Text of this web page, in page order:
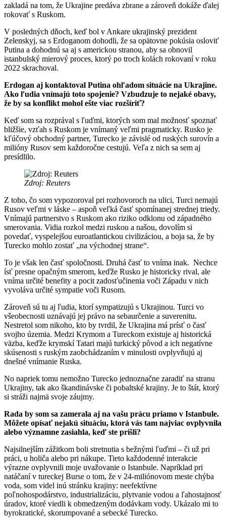
zakladá na tom, že Ukrajine predáva zbrane a zároveň dokáže ďalej
rokovať s Ruskom.
V posledných dňoch, keď bol v Ankare ukrajinský prezident
Zelenskyj, sa s Erdoganom dohodli, že sa opätovne pokúsia osloviť
Putina a dohodnú sa aj s americkou stranou, aby sa obnovil
istanbulský mierový proces, ktorý po troch kolách rokovaní v roku
2022 skrachoval.
Erdogan aj kontaktoval Putina ohľadom situácie na Ukrajine.
Ako ľudia vnímajú toto spojenie? Vzbudzuje to nejaké obavy,
že by sa konflikt mohol ešte viac rozšíriť?
Keď som sa rozprával s ľuďmi, ktorých som mal možnosť spoznať
bližšie, vzťah s Ruskom je vnímaný veľmi pragmaticky. Rusko je
kľúčový obchodný partner, Turecko je závislé od ruských surovín a
milióny Rusov sem každoročne cestujú. Veľa z nich sa sem aj
presídlilo.
Zdroj: Reuters
Z toho, čo som vypozoroval pri rozhovoroch na ulici, Turci nemajú
Rusov veľmi v láske – aspoň veľká časť spomínanej strednej triedy.
Vnímajú partnerstvo s Ruskom ako riziko odklonu od západného
smerovania. Vidia rozkol medzi ruskou a našou, dovolím si
povedať, vyspelejšou euroatlantickou civilizáciou, a boja sa, že by
Turecko mohlo zostať „na východnej strane“.
To je však len časť spoločnosti. Druhá časť to vníma inak. Nechce
ísť presne opačným smerom, keďže Rusko je historicky rival, ale
vníma určité benefity a pocit zadosťučinenia voči Západu v nich
vyvoláva určité sympatie voči Rusom.
Zároveň sú tu aj ľudia, ktorí sympatizujú s Ukrajinou. Turci vo
všeobecnosti uznávajú jej právo na sebaurčenie a suverenitu.
Nestretol som nikoho, kto by tvrdil, že Ukrajina má prísť o časť
svojho územia. Medzi Krymom a Tureckom existuje aj historická
väzba, keďže krymskí Tatari majú turkický pôvod a ich negatívne
skúsenosti s ruským zaobchádzaním v minulosti ovplyvňujú aj
dnešné vnímanie Ruska.
No napriek tomu nemožno Turecko jednoznačne zaradiť na stranu
Ukrajiny, tak ako škandinávske či pobaltské krajiny. Je to štát, ktorý
si stráži najmä svoje záujmy.
Rada by som sa zamerala aj na vašu prácu priamo v Istanbule.
Môžete opísať nejakú situáciu, ktorá vás tam najviac ovplyvnila
alebo významne zasiahla, keď ste prišli?
Najsilnejším zážitkom boli stretnutia s bežnými ľuďmi – či už pri
práci, u holiča alebo pri nákupe. Tieto každodenné interakcie
výrazne ovplyvnili moje uvažovanie o Istanbule. Napríklad pri
natáčaní v tureckej Burse o tom, že v 24-miliónovom meste chýba
voda, som videl inú stránku krajiny: neefektívne
poľnohospodárstvo, industrializáciu, plytvanie vodou a ľahostajnosť
úradov, ktoré viedli k obmedzeným dodávkam vody. Ukázalo mi to
byrokratické, skorumpované a sebecké Turecko.